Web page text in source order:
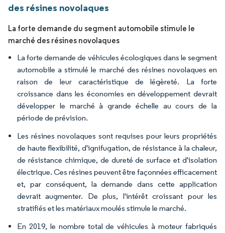
des résines novolaques
La forte demande du segment automobile stimule le
marché des résines novolaques
La forte demande de véhicules écologiques dans le segment
automobile a stimulé le marché des résines novolaques en
raison de leur caractéristique de légèreté. La forte
croissance dans les économies en développement devrait
développer le marché à grande échelle au cours de la
période de prévision.
Les résines novolaques sont requises pour leurs propriétés
de haute flexibilité, d'ignifugation, de résistance à la chaleur,
de résistance chimique, de dureté de surface et d'isolation
électrique. Ces résines peuvent être façonnées efficacement
et, par conséquent, la demande dans cette application
devrait augmenter. De plus, l'intérêt croissant pour les
stratifiés et les matériaux moulés stimule le marché.
En 2019, le nombre total de véhicules à moteur fabriqués